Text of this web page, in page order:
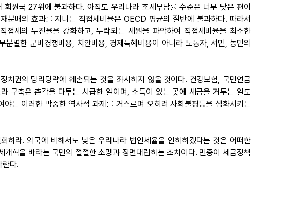
원국 27위에 불과하다. 아직도 우리나라 조세부담률 수준은 너무 낮은 편이
분배의 효과를 지니는 직접세비율은 OECD 평균의 절반에 불과하다. 따라서
접세의 누진율을 강화하고, 누락되는 세원을 파악하여 직접세비율을 최소한
별한 군비경쟁비용, 치안비용, 경제특혜비용이 아니라 노동자, 서민, 농민의
치권의 당리당략에 훼손되는 것을 좌시하지 않을 것이다. 건강보험, 국민연금
구축은 촌각을 다투는 시급한 일이며, 소득이 있는 곳에 세금을 거두는 일도
는 이러한 막중한 역사적 과제를 거스르며 오히려 사회불평등을 심화시키는
하라. 외국에 비해서도 낮은 우리나라 법인세율을 인하하겠다는 것은 어떠한
혁을 바라는 국민의 절절한 소망과 정면대립하는 조치이다. 민중이 세금정책
란다.